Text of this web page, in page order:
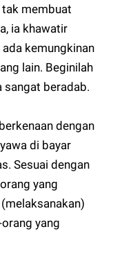
tak membuat
ia khawatir
kemungkinan
lain. Beginilah
sangat beradab.
dengan
di bayar
Sesuai dengan
yang
yang